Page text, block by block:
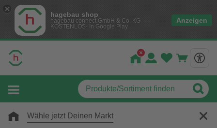
hagebau shop
hagebau connect GmbH & Co. KG
KOSTENLOS- In Google Play
Anzeigen
Wähle jetzt Deinen Markt